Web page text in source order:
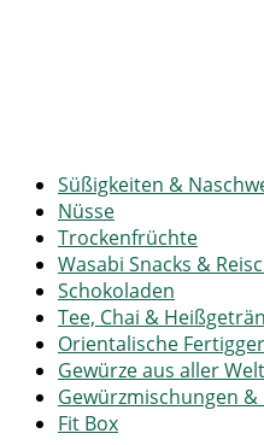
Süßigkeiten &
Nüsse
Trockenfrüchte
Wasabi Snacks &
Schokoladen
Tee, Chai &
Orientalische
Gewürze aus aller Welt
Gewürzmischungen &
Fit Box